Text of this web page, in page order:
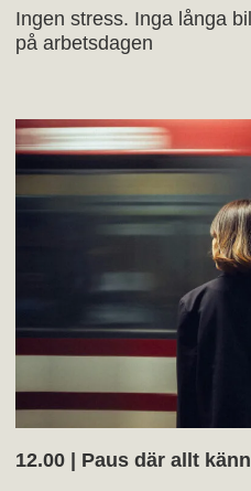
Ingen stress. Inga långa
på arbetsdagen
12.00 | Paus där allt